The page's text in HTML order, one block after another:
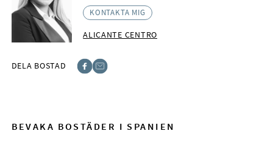
KONTAKTA MIG
ALICANTE CENTRO
DELA BOSTAD
BEVAKA BOSTÄDER I SPANIEN